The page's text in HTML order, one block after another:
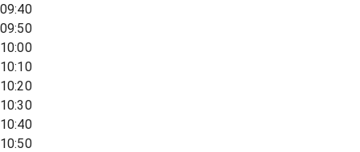
09:40
09:50
10:00
10:10
10:20
10:30
10:40
10:50